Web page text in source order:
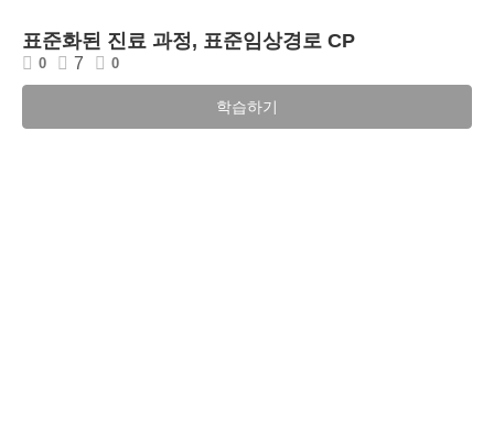
표준화된 진료 과정, 표준임상경로 CP
0 7 0
학습하기